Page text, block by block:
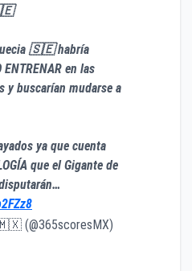
🇸🇪 habría
en las
y buscarían mudarse a
ya que cuenta
que el Gigante de
(@365scoresMX)